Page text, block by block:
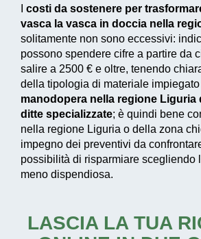
costi da sostenere per
vasca la vasca in doccia nella
solitamente non sono eccessivi:
possono spendere cifre a partire da
salire a 2500 € e oltre, tenendo
della tipologia di materiale
manodopera nella regione Liguria
ditte specializzate; è quindi bene
nella regione Liguria o della zona
impegno dei preventivi da
possibilità di risparmiare scegliendo
meno dispendiosa.
LASCIA LA TUA